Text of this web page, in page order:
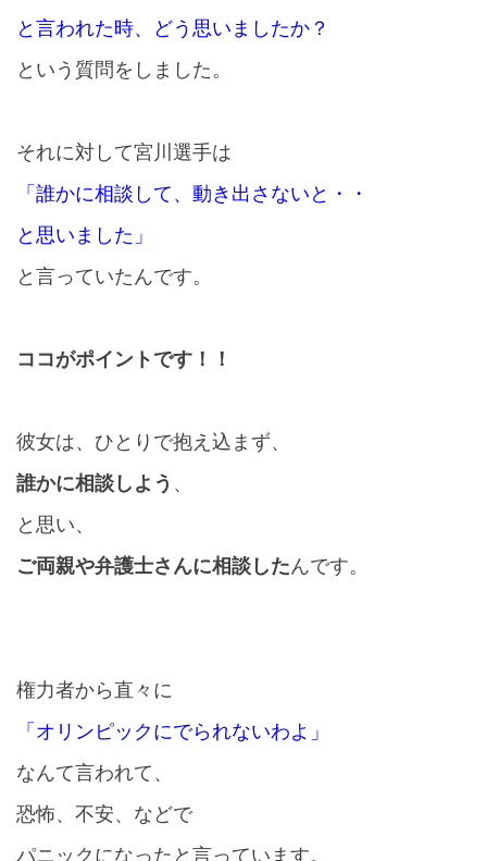
と言われた時、どう思いましたか？
という質問をしました。
それに対して宮川選手は
「誰かに相談して、動き出さないと・・
と思いました」
と言っていたんです。
ココがポイントです！！
彼女は、ひとりで抱え込まず、
誰かに相談しよう 、
と思い、
ご両親や弁護士さんに相談したんです。
権力者から直々に
「オリンピックにでられないわよ」
なんて言われて、
恐怖、不安、などで
パニックになったと言っています。